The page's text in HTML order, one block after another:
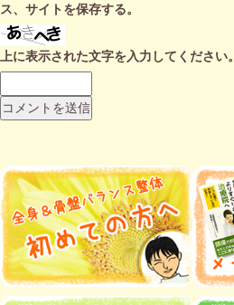
ス、サイトを保存する。
上に表示された文字を入力してください。